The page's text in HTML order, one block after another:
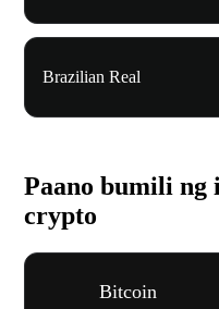
Brazilian Real
Paano bumili ng
crypto
Bitcoin